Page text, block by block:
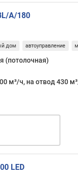
A/180
дом автоуправление
(потолочная)
м³/ч, на отвод 430
LED